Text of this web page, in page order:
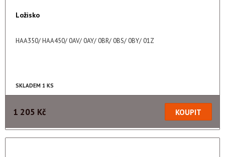
Ložisko
HAA350/ HAA450/ 0AV/ 0AY/ 0BR/ 0BS/ 0BY/ 01Z
SKLADEM 1 KS
1 205 Kč